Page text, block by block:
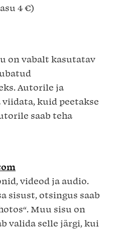
4 €)
on vabalt kasutatav
Autorile ja
viidata, kuid peetakse
saab teha
videod ja audio.
sisust, otsingus saab
Muu sisu on
valida selle järgi, kui